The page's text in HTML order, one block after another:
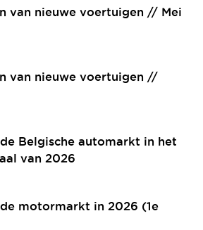
van nieuwe voertuigen // Mei
van nieuwe voertuigen //
Belgische automarkt in het
van 2026
motormarkt in 2026 (1e